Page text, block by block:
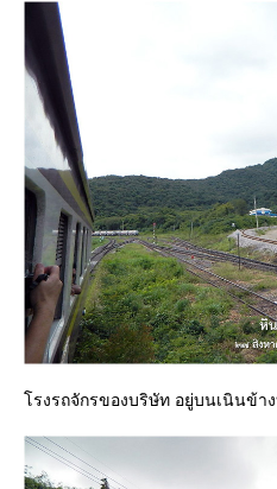
รงรถจักรของบริษัท อยู่บนเนินข้า